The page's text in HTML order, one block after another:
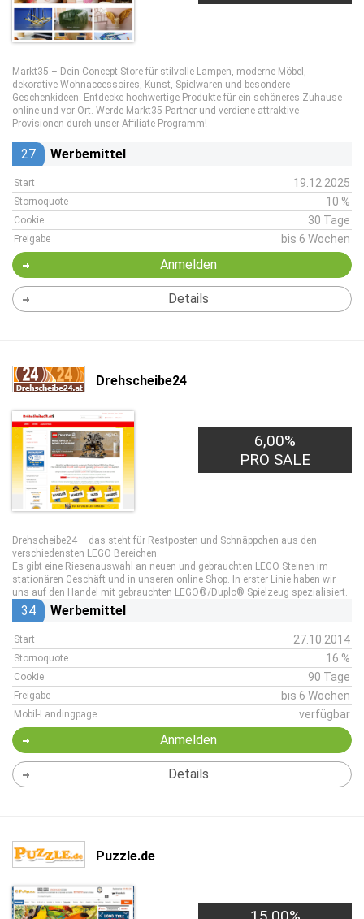
Markt35 – Dein Concept Store für stilvolle Lampen, moderne Möbel,
dekorative Wohnaccessoires, Kunst, Spielwaren und besondere
Geschenkideen. Entdecke hochwertige Produkte für ein schöneres Zuhause
online und vor Ort. Werde Markt35-Partner und verdiene attraktive
Provisionen durch unser Affiliate-Programm!
27 Werbemittel
Start 19.12.2025
Stornoquote 10 %
Cookie 30 Tage
Freigabe bis 6 Wochen
Anmelden
Details
Drehscheibe24
6,00%
PRO SALE
Drehscheibe24 – das steht für Restposten und Schnäppchen aus den
verschiedensten LEGO Bereichen.
Es gibt eine Riesenauswahl an neuen und gebrauchten LEGO Steinen im
stationären Geschäft und in unseren online Shop. In erster Linie haben wir
uns auf den Handel mit gebrauchten LEGO®/Duplo® Spielzeug spezialisiert.
34 Werbemittel
Start 27.10.2014
Stornoquote 16 %
Cookie 90 Tage
Freigabe bis 6 Wochen
Mobil-Landingpage verfügbar
Anmelden
Details
Puzzle.de